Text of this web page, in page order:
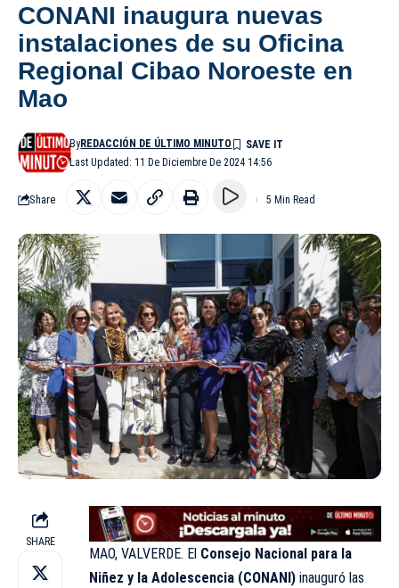
CONANI inaugura nuevas
instalaciones de su Oficina
Regional Cibao Noroeste en
Mao
Last Updated: 11 De Diciembre De 2024 14:56
ByREDACCIÓN DE ÚLTIMO MINUTO
Share 5 Min Read
SHARE
MAO, VALVERDE. El Consejo Nacional para la
Niñez y la Adolescencia (CONANI) inauguró las